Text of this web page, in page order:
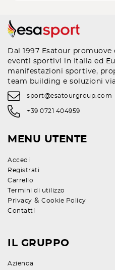
Dal 1997 Esatour
eventi sportivi in Italia ed
manifestazioni sportive,
team building e soluzioni
sport@esatourgroup.com
+39 0721 404959
MENU UTENTE
Accedi
Registrati
Carrello
Termini di utilizzo
Privacy & Cookie Policy
Contatti
IL GRUPPO
Azienda